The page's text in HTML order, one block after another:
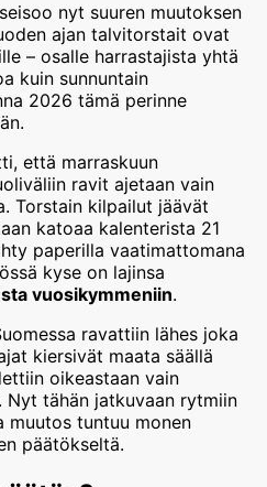
nyt suuren muutoksen
ajan talvitorstait ovat
– osalle harrastajista yhtä
kuin sunnuntain
2026 tämä perinne
että marraskuun
ravit ajetaan vain
Torstain kilpailut jäävät
katoaa kalenterista 21
paperilla vaatimattomana
kyse on lajinsa
vuosikymmeniin.
ravattiin lähes joka
kiersivät maata säällä
oikeastaan vain
Nyt tähän jatkuvaan rytmiin
muutos tuntuu monen
päätökseltä.